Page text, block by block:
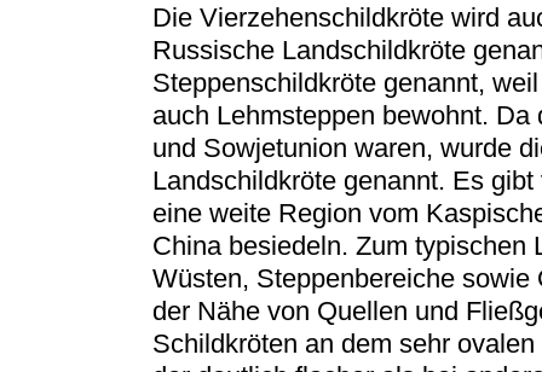
Die Vierzehenschildkröte wird
Russische Landschildkröte
Steppenschildkröte genannt,
auch Lehmsteppen bewohnt.
und Sowjetunion waren, wurde
Landschildkröte genannt. Es
eine weite Region vom
China besiedeln. Zum typischen
Wüsten, Steppenbereiche
der Nähe von Quellen und
Schildkröten an dem sehr